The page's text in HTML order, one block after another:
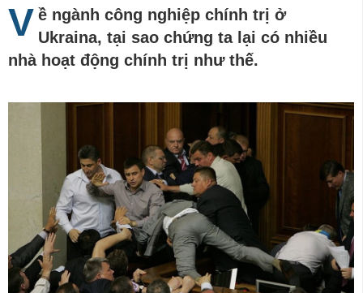
V ề ngành công nghiệp chính trị ở
Ukraina, tại sao chứng ta lại có nhiều
nhà hoạt động chính trị như thế.